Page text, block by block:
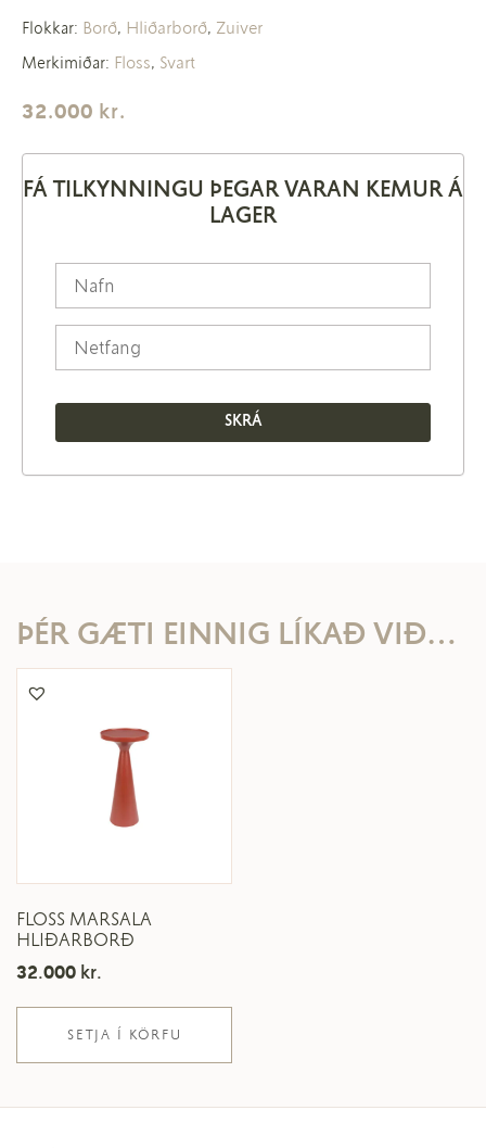
Flokkar: Borð, Hliðarborð, Zuiver
Merkimiðar: Floss, Svart
32.000 kr.
FÁ TILKYNNINGU ÞEGAR VARAN KEMUR Á
LAGER
ÞÉR GÆTI EINNIG LÍKAÐ VIÐ…
FLOSS MARSALA
HLIÐARBORÐ
32.000 kr.
SETJA Í KÖRFU